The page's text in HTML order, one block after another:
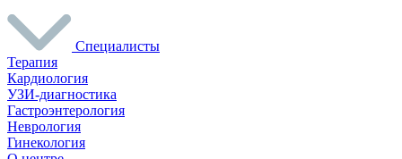
Специалисты
Терапия
Кардиология
УЗИ-диагностика
Гастроэнтерология
Неврология
Гинекология